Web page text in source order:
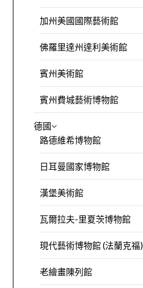
加州美國國際藝術館
佛羅里達州達利美術館
賓州美術館
賓州費城藝術博物館
德國
路德維希博物館
日耳曼國家博物館
漢堡美術館
瓦爾拉夫-里夏茨博物館
現代藝術博物館 (法蘭克福)
老繪畫陳列館